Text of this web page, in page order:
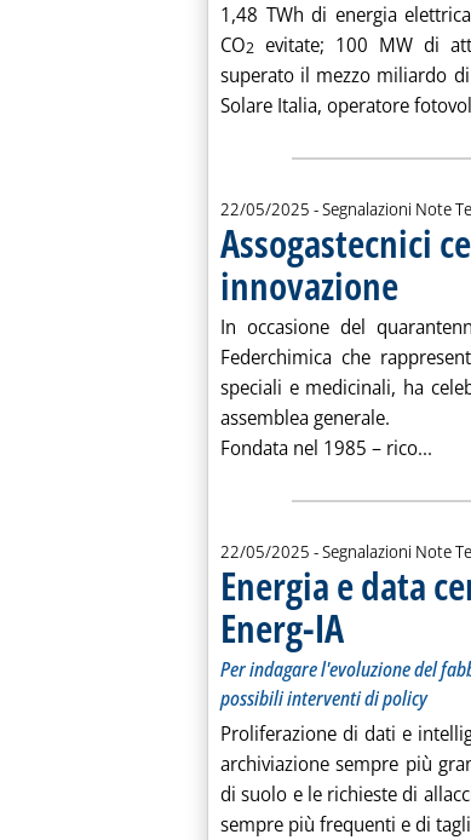
1,48 TWh di energia
CO2 evitate; 100 MW di
superato il mezzo miliardo
Solare Italia, operatore
22/05/2025 - Segnalazioni Note
Assogastecnici
innovazione
In occasione del
Federchimica che
speciali e medicinali, ha
assemblea generale.
Fondata nel 1985 – rico...
22/05/2025 - Segnalazioni Note
Energia e data
Energ-IA . Sottotitolo: Per
Per indagare l'evoluzione del
possibili interventi di policy
Proliferazione di dati e
archiviazione sempre più
di suolo e le richieste di
sempre più frequenti e di